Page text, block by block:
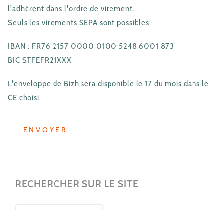
l'adhérent dans l'ordre de virement.
Seuls les virements SEPA sont possibles.
IBAN : FR76 2157 0000 0100 5248 6001 873
BIC STFEFR21XXX
L'enveloppe de Bizh sera disponible le 17 du mois dans le
CE choisi.
RECHERCHER SUR LE SITE